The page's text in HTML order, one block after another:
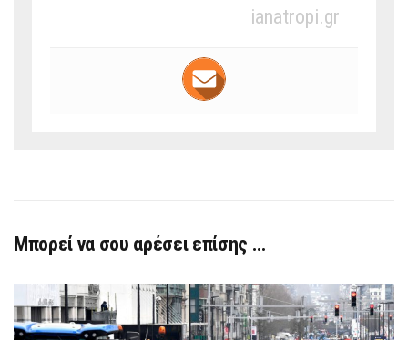
ianatropi.gr
Μπορεί να σου αρέσει επίσης …